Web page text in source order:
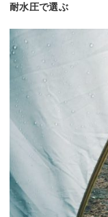
耐水圧で選ぶ